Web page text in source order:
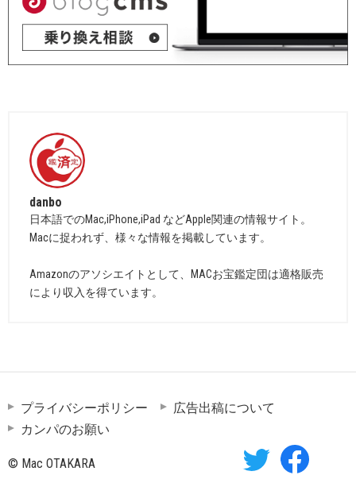
danbo
日本語でのMac,iPhone,iPad などApple関連の情報サイト。
Macに捉われず、様々な情報を掲載しています。
Amazonのアソシエイトとして、MACお宝鑑定団は適格販売
により収入を得ています。
プライバシーポリシー
広告出稿について
カンパのお願い
© Mac OTAKARA